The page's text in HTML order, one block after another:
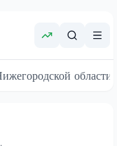
области